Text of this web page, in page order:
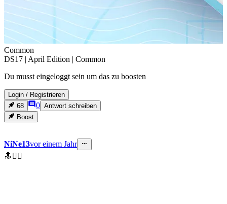
Common
DS17 | April Edition | Common
Du musst eingeloggt sein um das zu boosten
Login / Registrieren
68
0 Antwort schreiben
Boost
NiNe13vor einem Jahr
🔝✌🏼